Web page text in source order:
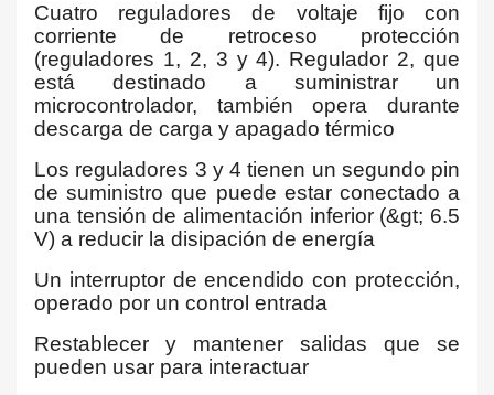
Cuatro reguladores de voltaje fijo con
corriente de retroceso protección
(reguladores 1, 2, 3 y 4). Regulador 2, que
está destinado a suministrar un
microcontrolador, también opera durante
descarga de carga y apagado térmico
Los reguladores 3 y 4 tienen un segundo pin
de suministro que puede estar conectado a
una tensión de alimentación inferior (&gt; 6.5
V) a reducir la disipación de energía
Un interruptor de encendido con protección,
operado por un control entrada
Restablecer y mantener salidas que se
pueden usar para interactuar